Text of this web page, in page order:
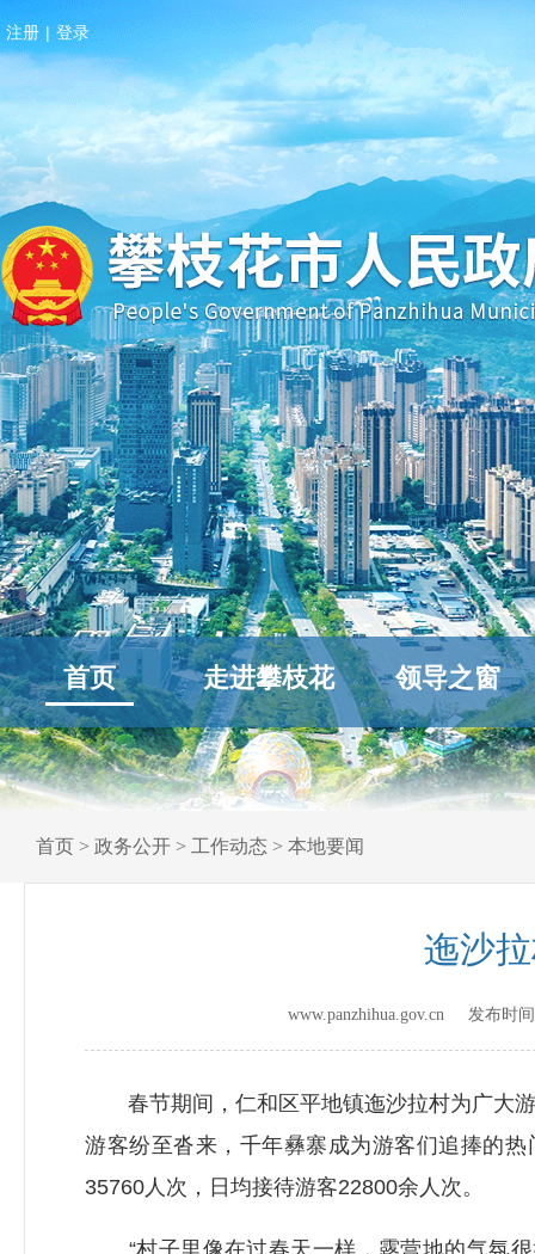
注册 | 登录
首页 走进攀枝花 领导之窗
首页 > 政务公开 > 工作动态 > 本地要闻
迤沙
www.panzhihua.gov.cn 发布时
春节期间，仁和区平地镇迤沙拉村为广大游
游客纷至沓来，千年彝寨成为游客们追捧的
35760人次，日均接待游客22800余人次。
“村子里像在过春天一样，露营地的气氛很